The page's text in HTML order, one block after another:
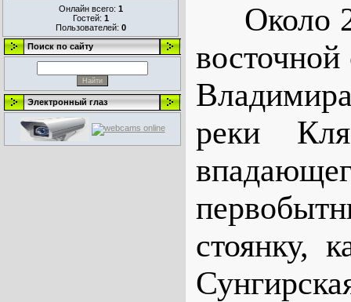
Онлайн всего: 1
Гостей: 1
Пользователей: 0
Поиск по сайту
Электронный глаз
Около
реки
стоянку,